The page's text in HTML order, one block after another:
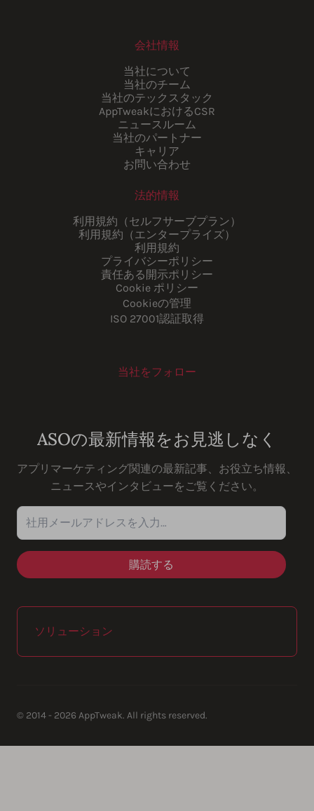
会社情報
当社について
当社のチーム
当社のテックスタック
AppTweakにおけるCSR
ニュースルーム
当社のパートナー
キャリア
お問い合わせ
法的情報
利用規約（セルフサーブプラン）
利用規約（エンタープライズ）
利用規約
プライバシーポリシー
責任ある開示ポリシー
Cookie ポリシー
Cookieの管理
ISO 27001認証取得
当社をフォロー
ASOの最新情報をお見逃しなく
アプリマーケティング関連の最新記事、お役立ち情報、
ニュースやインタビューをご覧ください。
社用メールアドレスを入力…
ソリューション
© 2014 - 2026 AppTweak. All rights reserved.